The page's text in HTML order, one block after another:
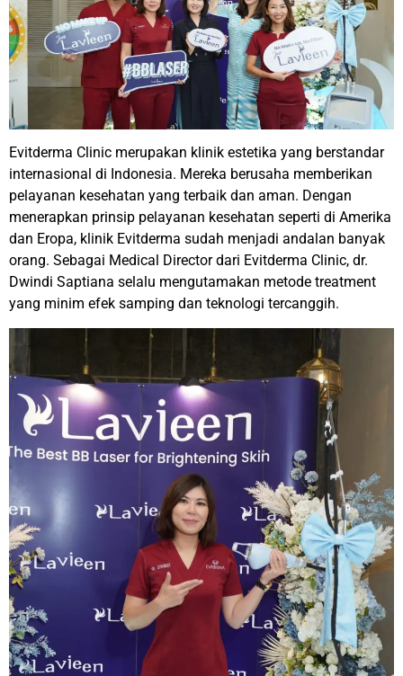
Evitderma Clinic merupakan klinik estetika yang berstandar
internasional di Indonesia. Mereka berusaha memberikan
pelayanan kesehatan yang terbaik dan aman. Dengan
menerapkan prinsip pelayanan kesehatan seperti di Amerika
dan Eropa, klinik Evitderma sudah menjadi andalan banyak
orang. Sebagai Medical Director dari Evitderma Clinic, dr.
Dwindi Saptiana selalu mengutamakan metode treatment
yang minim efek samping dan teknologi tercanggih.